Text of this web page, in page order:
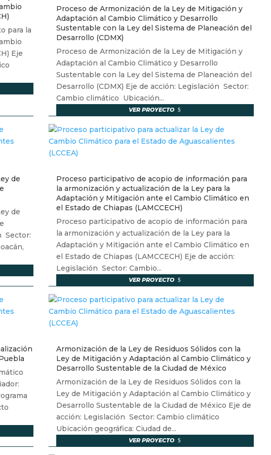
para la
Eje
Proceso de Armonización de la Ley de Mitigación y
Adaptación al Cambio Climático y Desarrollo
Sustentable con la Ley del Sistema de Planeación del
Desarrollo (CDMX)
Proceso de Armonización de la Ley de Mitigación y
Adaptación al Cambio Climático y Desarrollo
Sustentable con la Ley del Sistema de Planeación del
Desarrollo (CDMX) Eje de acción: Legislación Sector:
Cambio climático Ubicación...
VER PROYECTO
de
de
Sector:
Proceso participativo de acopio de información para
la armonización y actualización de la Ley para la
Adaptación y Mitigación ante el Cambio Climático en
el Estado de Chiapas (LAMCCECH)
Proceso participativo de acopio de información para
la armonización y actualización de la Ley para la
Adaptación y Mitigación ante el Cambio Climático en
el Estado de Chiapas (LAMCCECH) Eje de acción:
Legislación Sector: Cambio...
VER PROYECTO
Armonización de la Ley de Residuos Sólidos con la
Ley de Mitigación y Adaptación al Cambio Climático y
Desarrollo Sustentable de la Ciudad de México
Armonización de la Ley de Residuos Sólidos con la
Ley de Mitigación y Adaptación al Cambio Climático y
Desarrollo Sustentable de la Ciudad de México Eje de
acción: Legislación Sector: Cambio climático
Ubicación geográfica: Ciudad de...
VER PROYECTO